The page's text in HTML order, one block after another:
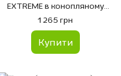
EXTREME в конопляному
чохлі 40х60
1 265 грн
Купити